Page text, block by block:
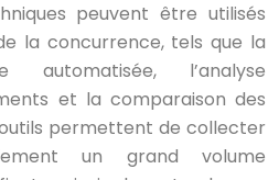
peuvent être utilisés
la concurrence, tels que la
automatisée, l’analyse
et la comparaison des
permettent de collecter
un grand volume